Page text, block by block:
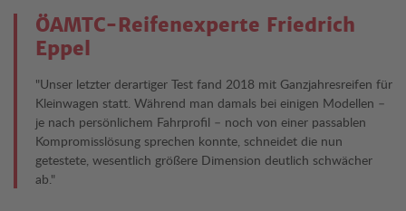
ÖAMTC-Reifenexperte Friedrich
Eppel
"Unser letzter derartiger Test fand 2018 mit Ganzjahresreifen für
Kleinwagen statt. Während man damals bei einigen Modellen –
je nach persönlichem Fahrprofil – noch von einer passablen
Kompromisslösung sprechen konnte, schneidet die nun
getestete, wesentlich größere Dimension deutlich schwächer
ab."